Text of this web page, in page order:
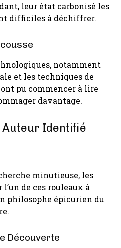
leur état carbonisé les
difficiles à déchiffrer.
notamment
et les techniques de
ont pu commencer à lire
davantage.
Auteur Identifié
minutieuse, les
de ces rouleaux à
philosophe épicurien du
Découverte